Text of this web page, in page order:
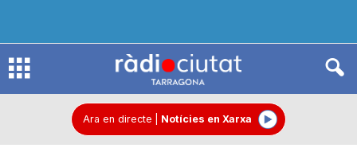
R
Ara en directe Notícies en Xarxa